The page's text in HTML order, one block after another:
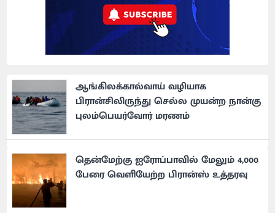
ஆங்கிலக்கால்வாய் வழியாக
பிரான்சிலிருந்து செல்ல முயன்ற நான்கு
புலம்பெயர்வோர் மரணம்
தென்மேற்கு ஐரோப்பாவில் மேலும் 4,000
பேரை வெளியேற்ற பிரான்ஸ் உத்தரவு